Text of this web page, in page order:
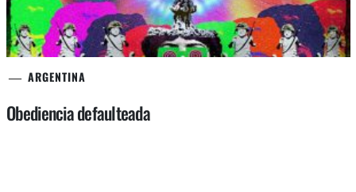
ARGENTINA
Obediencia defaulteada